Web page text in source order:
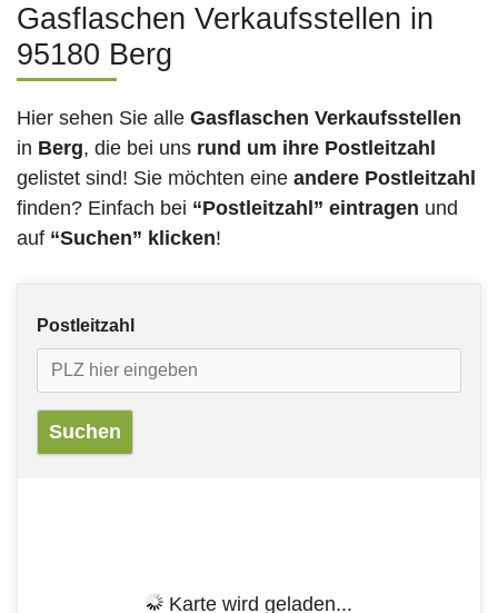
Gasflaschen Verkaufsstellen in
95180 Berg
Hier sehen Sie alle Gasflaschen Verkaufsstellen
in Berg, die bei uns rund um ihre Postleitzahl
gelistet sind! Sie möchten eine andere Postleitzahl
finden? Einfach bei “Postleitzahl” eintragen und
auf “Suchen” klicken!
Postleitzahl
Karte wird geladen...